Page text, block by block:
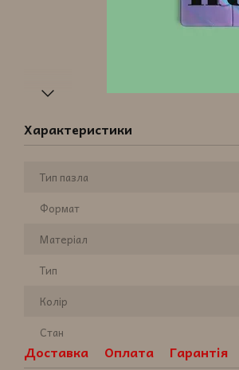
Характеристики
Тип пазла
Формат
Матеріал
Тип
Колір
Стан
Доставка Оплата Гарантія